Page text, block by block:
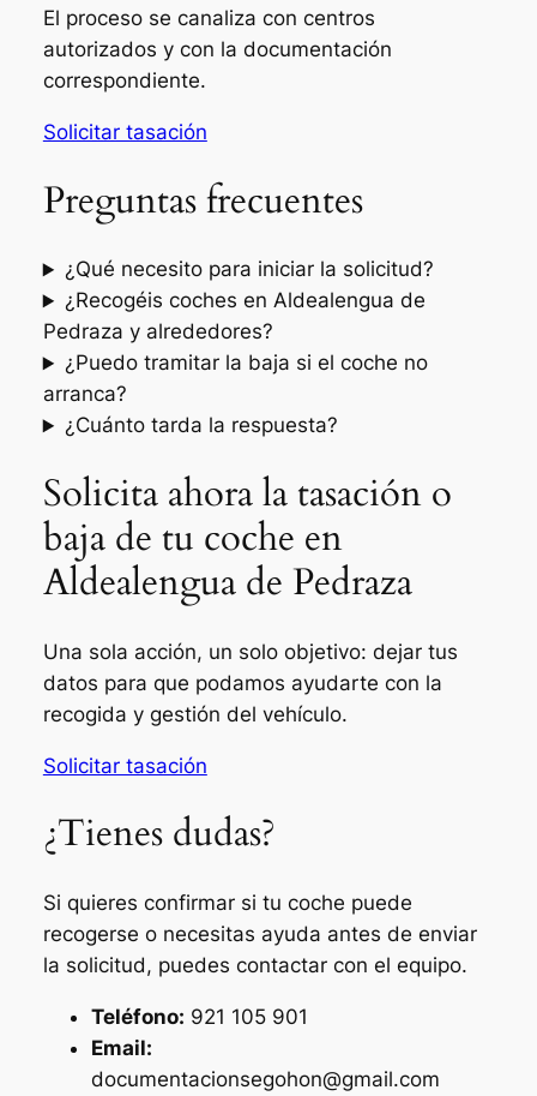
El proceso se canaliza con centros
autorizados y con la documentación
correspondiente.
Solicitar tasación
Preguntas frecuentes
¿Qué necesito para iniciar la solicitud?
¿Recogéis coches en Aldealengua de
Pedraza y alrededores?
¿Puedo tramitar la baja si el coche no
arranca?
¿Cuánto tarda la respuesta?
Solicita ahora la tasación o
baja de tu coche en
Aldealengua de Pedraza
Una sola acción, un solo objetivo: dejar tus
datos para que podamos ayudarte con la
recogida y gestión del vehículo.
Solicitar tasación
¿Tienes dudas?
Si quieres confirmar si tu coche puede
recogerse o necesitas ayuda antes de enviar
la solicitud, puedes contactar con el equipo.
Teléfono: 921 105 901
Email:
documentacionsegohon@gmail.com